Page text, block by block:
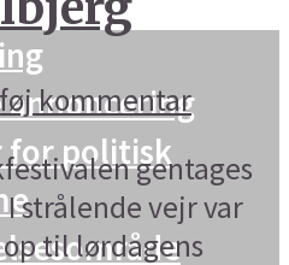
annoncering
for politisk
kommentar
gentages
I strålende vejr var
til lørdagens